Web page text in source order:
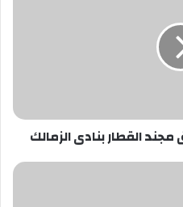
القطار بنادى الزمالك